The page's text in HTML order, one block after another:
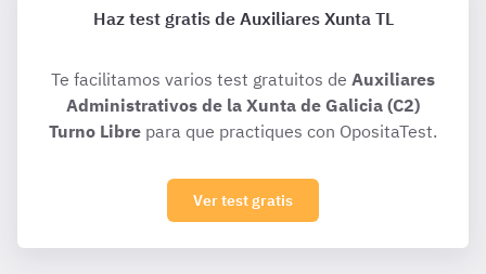
Haz test gratis de Auxiliares Xunta TL
Te facilitamos varios test gratuitos de Auxiliares
Administrativos de la Xunta de Galicia (C2)
Turno Libre para que practiques con OpositaTest.
Ver test gratis